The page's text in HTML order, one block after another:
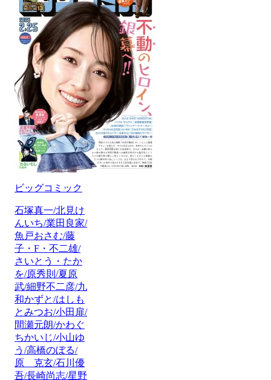
ビッグコミック
石塚真一/北見け
んいち/業田良家/
魚戸おさむ/藤
子・F・不二雄/
さいとう・たか
を/原秀則/夏原
武/細野不二彦/九
和かずと/はしも
とみつお/小田扉/
間瀬元朗/かわぐ
ちかいじ/小山ゆ
う/高橋のぼる/
原 克玄/石川優
吾/長崎尚志/星野